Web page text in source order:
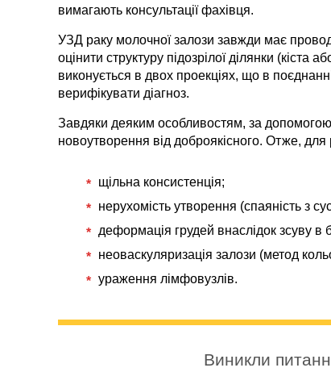
вимагають консультації фахівця.
УЗД раку молочної залози завжди має
оцінити структуру підозрілої ділянки
виконується в двох проекціях, що в
верифікувати діагноз.
Завдяки деяким особливостям, за допомогою
новоутворення від доброякісного. Отже,
щільна консистенція;
нерухомість утворення (спаяність з
деформація грудей внаслідок зсуву в
неоваскуляризація залози (метод
ураження лімфовузлів.
Виникли